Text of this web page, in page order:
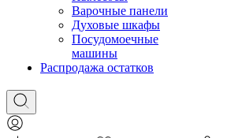
Варочные панели
Духовые шкафы
Посудомоечные
машины
Распродажа остатков